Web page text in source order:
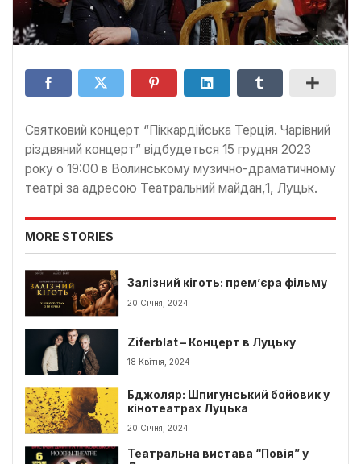
Святковий концерт “Піккардійська Терція. Чарівний
різдвяний концерт” відбудеться 15 грудня 2023
року о 19:00 в Волинському музично-драматичному
театрі за адресою Театральний майдан,1, Луцьк.
MORE STORIES
Залізний кіготь: прем’єра фільму
20 Січня, 2024
Ziferblat – Концерт в Луцьку
18 Квітня, 2024
Бджоляр: Шпигунський бойовик у
кінотеатрах Луцька
20 Січня, 2024
Театральна вистава “Повія” у